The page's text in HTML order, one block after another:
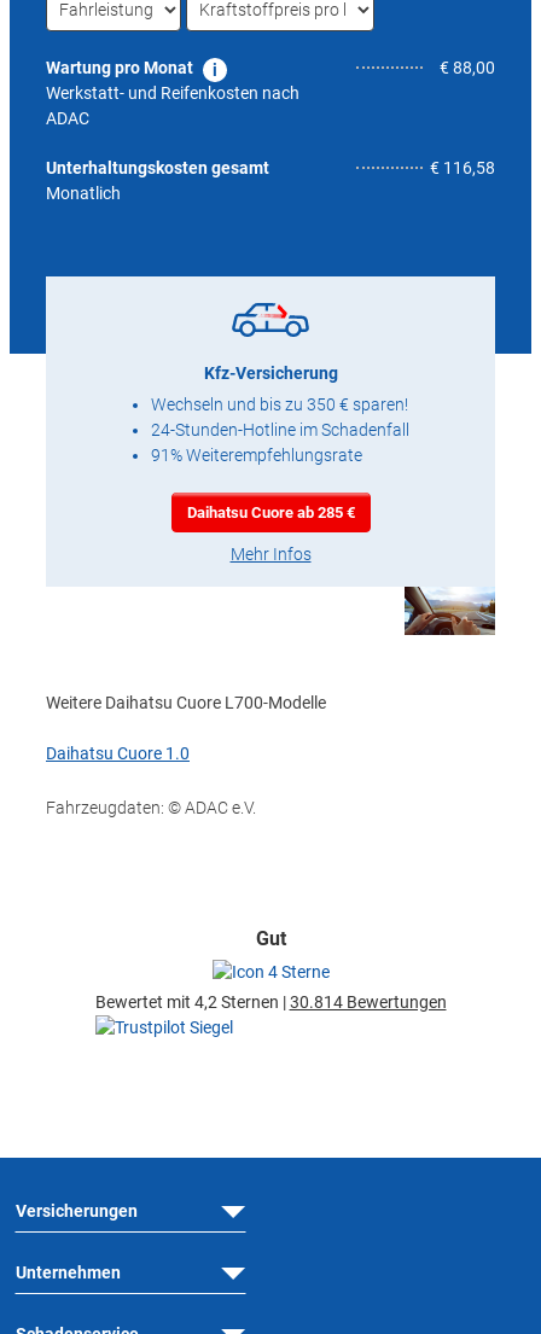
Wartung pro Monat
Werkstatt- und Reifenkosten nach
ADAC
€ 88,00
Unterhaltungskosten gesamt
Monatlich
€ 116,58
Kfz-Versicherung
Wechseln und bis zu 350 € sparen!
24-Stunden-Hotline im Schadenfall
91% Weiterempfehlungsrate
Daihatsu Cuore ab 285 €
Mehr Infos
Weitere Daihatsu Cuore L700-Modelle
Daihatsu Cuore 1.0
Fahrzeugdaten: © ADAC e.V.
Gut
Bewertet mit 4,2 Sternen |30.814 Bewertungen
Versicherungen
Unternehmen